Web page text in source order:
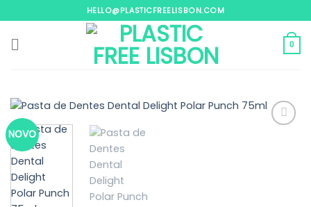
to
content
HELLO@PLASTICFREELISBON.COM
0
NOVO